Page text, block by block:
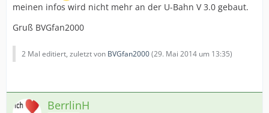
meinen infos wird nicht mehr an der U-Bahn V 3.0 gebaut.
Gruß BVGfan2000
2 Mal editiert, zuletzt von BVGfan2000(29. Mai 2014 um 13:35)
BerrlinH